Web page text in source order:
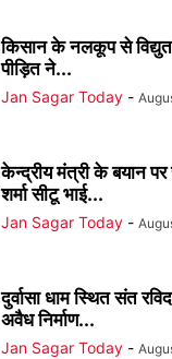
किसान के नलकूप से विद्युत
पीड़ित ने...
Jan Sagar Today -
केन्द्रीय मंत्री के बयान
शर्मा सीटू भाई...
Jan Sagar Today -
दुर्वासा धाम स्थित संत
अवैध निर्माण...
Jan Sagar Today -